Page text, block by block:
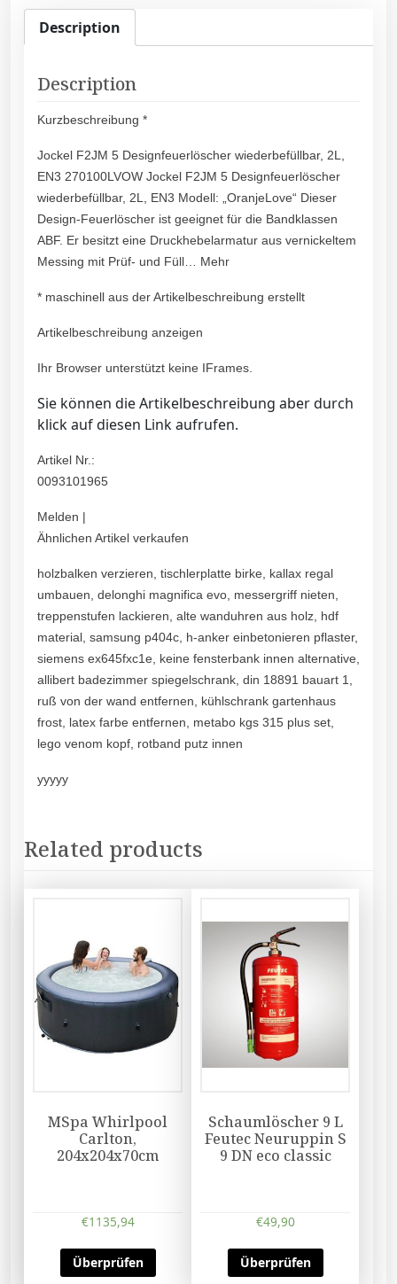
Description
Description
Kurzbeschreibung *
Jockel F2JM 5 Designfeuerlöscher wiederbefüllbar, 2L,
EN3 270100LVOW Jockel F2JM 5 Designfeuerlöscher
wiederbefüllbar, 2L, EN3 Modell: „OranjeLove“ Dieser
Design-Feuerlöscher ist geeignet für die Bandklassen
ABF. Er besitzt eine Druckhebelarmatur aus vernickeltem
Messing mit Prüf- und Füll… Mehr
* maschinell aus der Artikelbeschreibung erstellt
Artikelbeschreibung anzeigen
Ihr Browser unterstützt keine IFrames.
Sie können die Artikelbeschreibung aber durch
klick auf diesen Link aufrufen.
Artikel Nr.:
0093101965
Melden |
Ähnlichen Artikel verkaufen
holzbalken verzieren, tischlerplatte birke, kallax regal
umbauen, delonghi magnifica evo, messergriff nieten,
treppenstufen lackieren, alte wanduhren aus holz, hdf
material, samsung p404c, h-anker einbetonieren pflaster,
siemens ex645fxc1e, keine fensterbank innen alternative,
allibert badezimmer spiegelschrank, din 18891 bauart 1,
ruß von der wand entfernen, kühlschrank gartenhaus
frost, latex farbe entfernen, metabo kgs 315 plus set,
lego venom kopf, rotband putz innen
yyyyy
Related products
MSpa Whirlpool
Carlton,
204x204x70cm
€1135,94
Überprüfen
Schaumlöscher 9 L
Feutec Neuruppin S
9 DN eco classic
€49,90
Überprüfen